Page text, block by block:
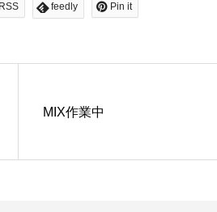
RSS feedly Pin it
MIX作業中